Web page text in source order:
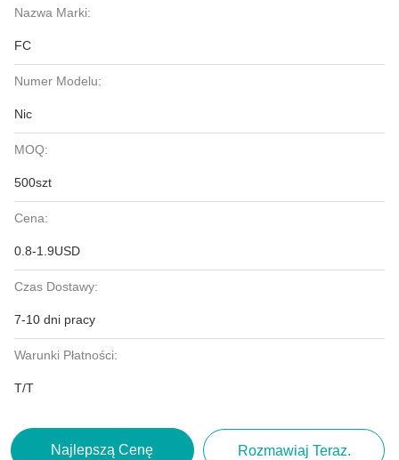
Nazwa Marki:
FC
Numer Modelu:
Nic
MOQ:
500szt
Cena:
0.8-1.9USD
Czas Dostawy:
7-10 dni pracy
Warunki Płatności:
T/T
Najlepszą Cenę Rozmawiaj Teraz.